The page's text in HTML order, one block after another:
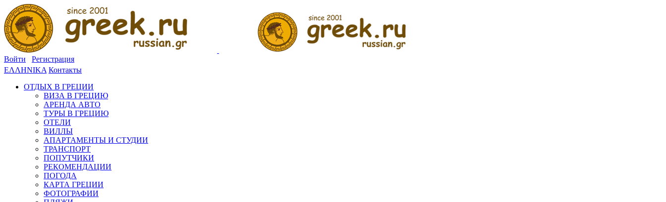
Войти
Регистрация
ΕΛΛΗΝΙΚΑ Контакты
ОТДЫХ В ГРЕЦИИ
ВИЗА В ГРЕЦИЮ
АРЕНДА АВТО
ТУРЫ В ГРЕЦИЮ
ОТЕЛИ
ВИЛЛЫ
АПАРТАМЕНТЫ И СТУДИИ
ТРАНСПОРТ
ПОПУТЧИКИ
РЕКОМЕНДАЦИИ
ПОГОДА
КАРТА ГРЕЦИИ
ФОТОГРАФИИ